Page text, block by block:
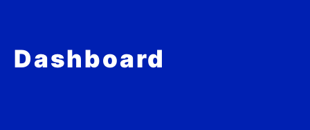
Dashboard